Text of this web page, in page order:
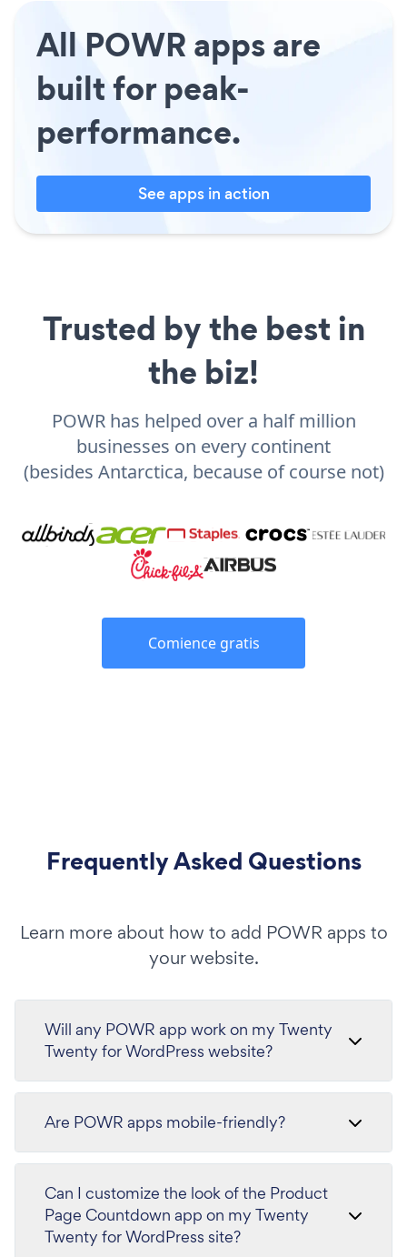
All POWR apps are
built for peak-
performance.
See apps in action
Trusted by the best in
the biz!
POWR has helped over a half million
businesses on every continent
(besides Antarctica, because of course not)
Comience gratis
Frequently Asked Questions
Learn more about how to add POWR apps to
your website.
Will any POWR app work on my Twenty
Twenty for WordPress website?
Are POWR apps mobile-friendly?
Can I customize the look of the Product
Page Countdown app on my Twenty
Twenty for WordPress site?